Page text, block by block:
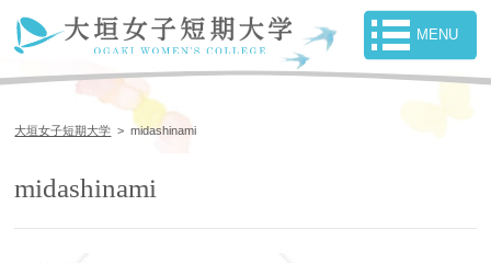
大垣女子短期大学 >midashinami
midashinami